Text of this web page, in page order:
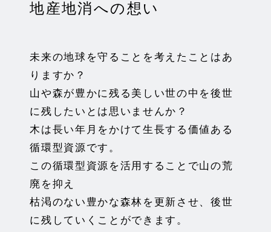
地産地消への想い
未来の地球を守ることを考えたことはあ
りますか？
山や森が豊かに残る美しい世の中を後世
に残したいとは思いませんか？
木は長い年月をかけて生長する価値ある
循環型資源です。
この循環型資源を活用することで山の荒
廃を抑え
枯渇のない豊かな森林を更新させ、後世
に残していくことができます。